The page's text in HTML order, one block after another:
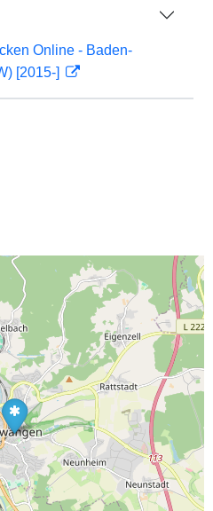
Online - Baden-
[2015-]